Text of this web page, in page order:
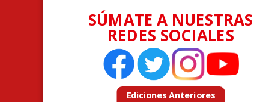
SÚMATE A NUESTRAS
REDES SOCIALES
Ediciones Anteriores